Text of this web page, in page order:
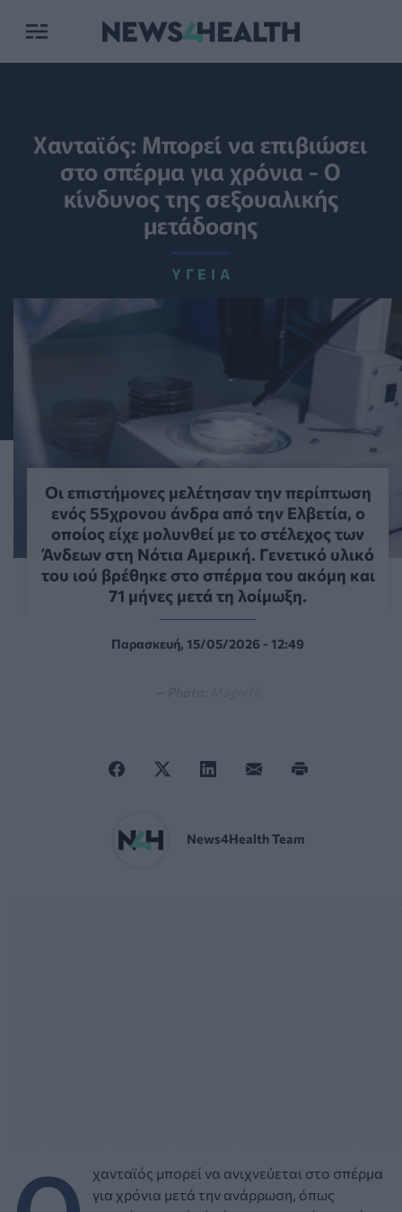
Χανταϊός: Μπορεί να επιβιώσει
στο σπέρμα για χρόνια - Ο
κίνδυνος της σεξουαλικής
μετάδοσης
ΥΓΕΊΑ
Οι επιστήμονες μελέτησαν την περίπτωση
ενός 55χρονου άνδρα από την Ελβετία, ο
οποίος είχε μολυνθεί με το στέλεχος των
Άνδεων στη Νότια Αμερική. Γενετικό υλικό
του ιού βρέθηκε στο σπέρμα του ακόμη και
71 μήνες μετά τη λοίμωξη.
Παρασκευή, 15/05/2026 - 12:49
News4Health Team
χανταϊός μπορεί να ανιχνεύεται στο σπέρμα
για χρόνια μετά την ανάρρωση, όπως